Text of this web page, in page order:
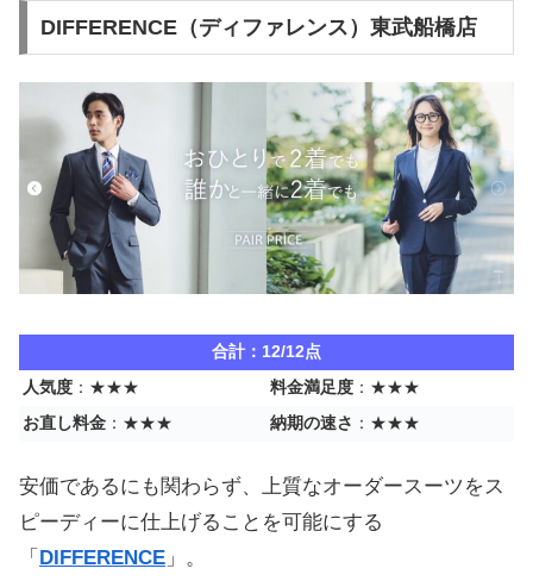
DIFFERENCE（ディファレンス）東武船橋店
合計：12/12点
人気度 ：★★★ 料金満足度 ：★★★
お直し料金 ：★★★ 納期の速さ ：★★★
安価であるにも関わらず、上質なオーダースーツをス
ピーディーに仕上げることを可能にする
「 DIFFERENCE 」。